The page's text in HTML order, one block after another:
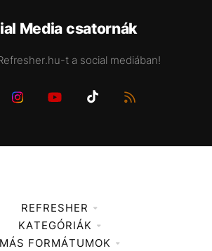
Media csatornák
t a social mediában!
REFRESHER
Médiaajánlat
KATEGÓRIÁK
Zene
MÁS FORMÁTUMOK